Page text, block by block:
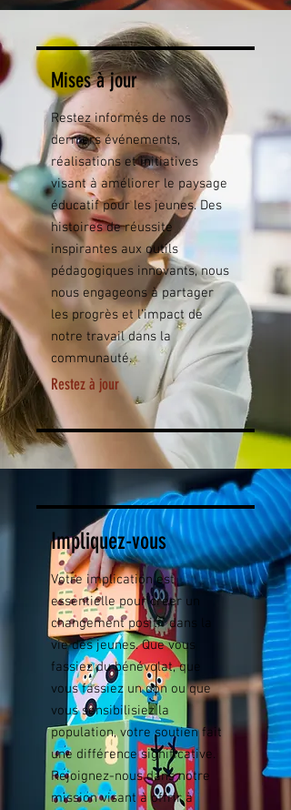
Mises à jour
Restez informés de nos
derniers événements,
réalisations et initiatives
visant à améliorer le paysage
éducatif pour les jeunes. Des
histoires de réussite
inspirantes aux outils
pédagogiques innovants, nous
nous engageons à partager
les progrès et l’impact de
notre travail dans la
communauté.
Restez à jour
Impliquez-vous
Votre implication est
essentielle pour créer un
changement positif dans la
vie des jeunes. Que vous
fassiez du bénévolat, que
vous fassiez un don ou que
vous sensibilisiez la
population, votre soutien fait
une différence significative.
Rejoignez-nous dans notre
mission visant à offrir à